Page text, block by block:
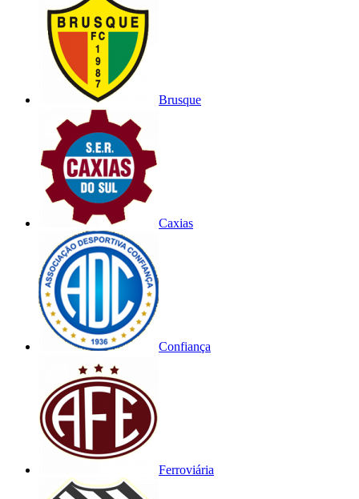
Brusque
Caxias
Confiança
Ferroviária